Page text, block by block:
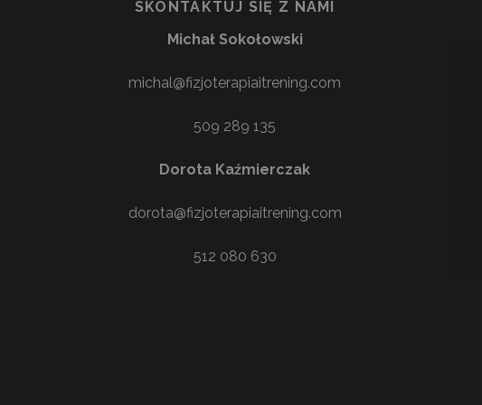
SKONTAKTUJ SIĘ Z NAMI
Michał Sokołowski
michal@fizjoterapiaitrening.com
509 289 135
Dorota Kaźmierczak
dorota@fizjoterapiaitrening.com
512 080 630